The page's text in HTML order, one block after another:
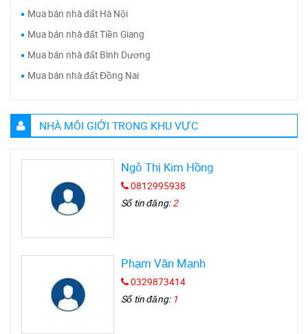
Mua bán nhà đất Hà Nội
Mua bán nhà đất Tiền Giang
Mua bán nhà đất Bình Dương
Mua bán nhà đất Đồng Nai
NHÀ MÔI GIỚI TRONG KHU VỰC
Ngô Thị Kim Hồng
0812995938
Số tin đăng:2
Phạm Văn Mạnh
0329873414
Số tin đăng: 1